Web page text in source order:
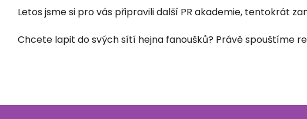
Letos jsme si pro vás připravili další PR akademie, tentokrát
Chcete lapit do svých sítí hejna fanoušků? Právě spouštíme